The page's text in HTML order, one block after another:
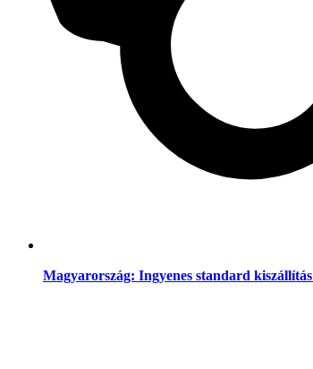
Magyarország: Ingyenes standard kiszállítás